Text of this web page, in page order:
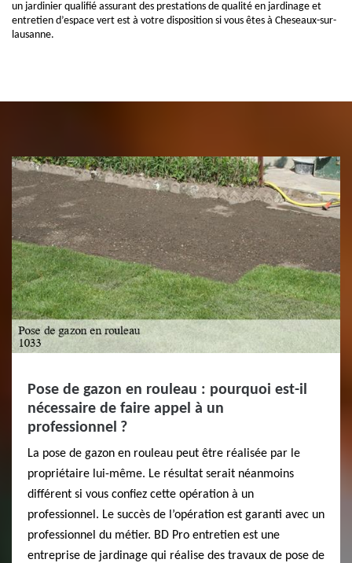
un jardinier qualifié assurant des prestations de qualité en jardinage et
entretien d’espace vert est à votre disposition si vous êtes à Cheseaux-sur-
lausanne.
Pose de gazon en rouleau : pourquoi est-il
nécessaire de faire appel à un
professionnel ?
La pose de gazon en rouleau peut être réalisée par le
propriétaire lui-même. Le résultat serait néanmoins
différent si vous confiez cette opération à un
professionnel. Le succès de l’opération est garanti avec un
professionnel du métier. BD Pro entretien est une
entreprise de jardinage qui réalise des travaux de pose de